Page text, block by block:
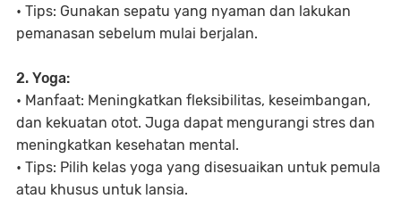
• Tips: Gunakan sepatu yang nyaman dan lakukan
pemanasan sebelum mulai berjalan.
2. Yoga:
• Manfaat: Meningkatkan fleksibilitas, keseimbangan,
dan kekuatan otot. Juga dapat mengurangi stres dan
meningkatkan kesehatan mental.
• Tips: Pilih kelas yoga yang disesuaikan untuk pemula
atau khusus untuk lansia.